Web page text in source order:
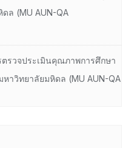
ล (MU AUN-QA
รวจประเมินคุณภาพการศึกษา
าวิทยาลัยมหิดล (MU AUN-QA